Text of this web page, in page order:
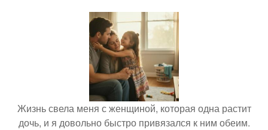
Жизнь свела меня с женщиной, которая одна растит
дочь, и я довольно быстро привязался к ним обеим.